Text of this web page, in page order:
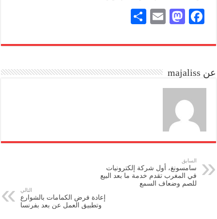
Fa
bo
M
to
n
E
ail
re
عن majaliss
السابق
سامسونغ، أول شركة إلكترونيات
في المغرب تقدم خدمة ما بعد البيع
للصم وضعاف السمع
التالي
إعادة فرض الكمامات بالشوارع
وتطبيق العمل عن بعد بفرنسا